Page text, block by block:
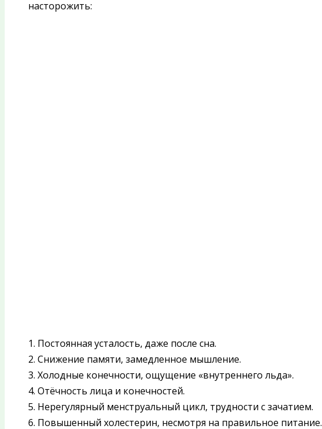
насторожить:
1. Постоянная усталость, даже после сна.
2. Снижение памяти, замедленное мышление.
3. Холодные конечности, ощущение «внутреннего льда».
4. Отёчность лица и конечностей.
5. Нерегулярный менструальный цикл, трудности с зачатием.
6. Повышенный холестерин, несмотря на правильное питание.